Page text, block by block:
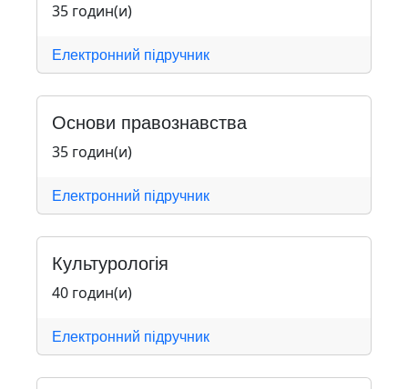
35 годин(и)
Електронний підручник
Основи правознавства
35 годин(и)
Електронний підручник
Культурологія
40 годин(и)
Електронний підручник